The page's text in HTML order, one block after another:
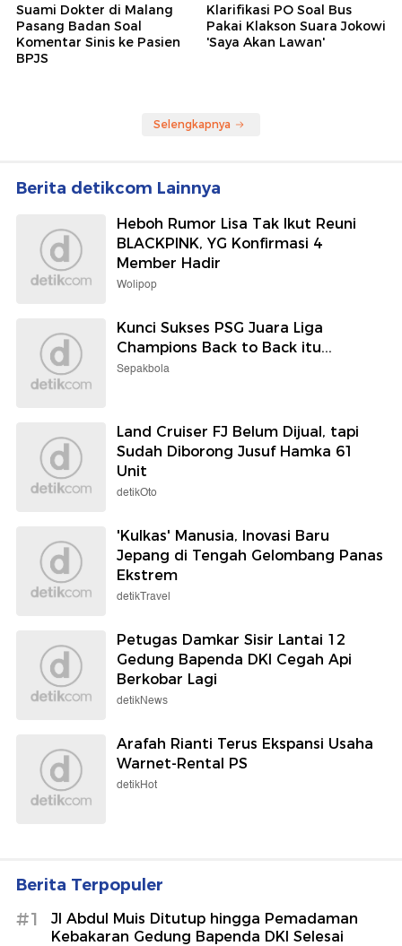
Suami Dokter di Malang
Pasang Badan Soal
Komentar Sinis ke Pasien
BPJS
Klarifikasi PO Soal Bus
Pakai Klakson Suara Jokowi
'Saya Akan Lawan'
Selengkapnya
Berita detikcom Lainnya
Heboh Rumor Lisa Tak Ikut Reuni
BLACKPINK, YG Konfirmasi 4
Member Hadir
Wolipop
Kunci Sukses PSG Juara Liga
Champions Back to Back itu...
Sepakbola
Land Cruiser FJ Belum Dijual, tapi
Sudah Diborong Jusuf Hamka 61
Unit
detikOto
'Kulkas' Manusia, Inovasi Baru
Jepang di Tengah Gelombang Panas
Ekstrem
detikTravel
Petugas Damkar Sisir Lantai 12
Gedung Bapenda DKI Cegah Api
Berkobar Lagi
detikNews
Arafah Rianti Terus Ekspansi Usaha
Warnet-Rental PS
detikHot
Berita Terpopuler
#1
Jl Abdul Muis Ditutup hingga Pemadaman
Kebakaran Gedung Bapenda DKI Selesai